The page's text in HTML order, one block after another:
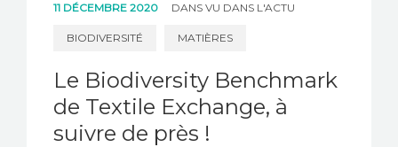
11 DÉCEMBRE 2020 DANS VU DANS L'ACTU
BIODIVERSITÉ MATIÈRES
Le Biodiversity Benchmark
de Textile Exchange, à
suivre de près !